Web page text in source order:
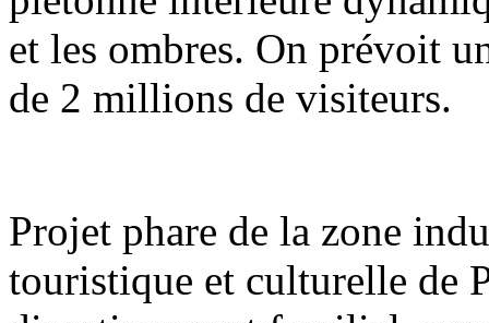
et les ombres. On prévoit
de 2 millions de visiteurs.
Projet phare de la zone
touristique et culturelle de